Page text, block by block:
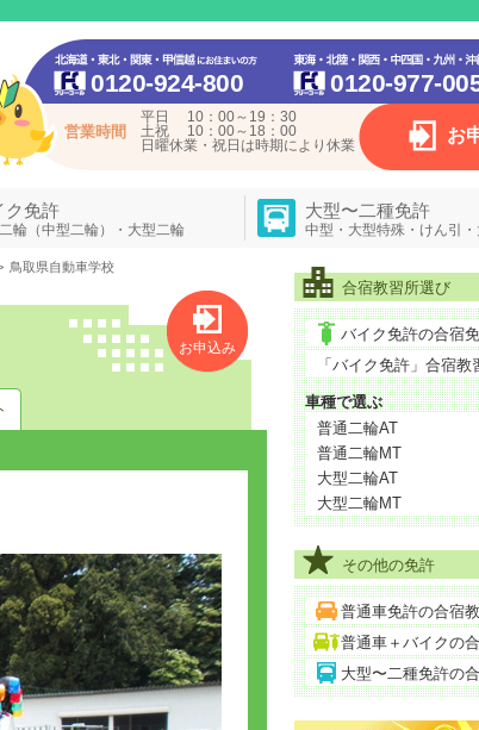
0120-924-800 0120-977-
営業時間
平日 10：00～19：30
土祝 10：00～18：00
日曜休業・祝日は時期により休業
お
ク免許
輪（中型二輪）・大型二輪
大型〜二種免許
中型・大型特殊・けん引
鳥取県自動車学校
お申込み
合宿教習所選び
バイク免許の合宿
「バイク免許」合宿教
車種で選ぶ
普通二輪AT
普通二輪MT
大型二輪AT
大型二輪MT
その他の免許
普通車免許の合宿
普通車＋バイクの
大型〜二種免許の